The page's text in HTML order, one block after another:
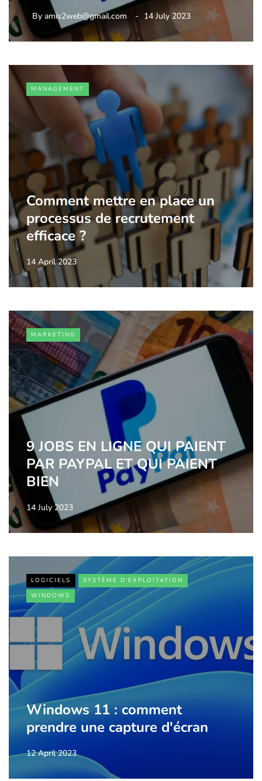
By amis2web@gmail.com 14 July 2023
MANAGEMENT
Comment mettre en place un
processus de recrutement
efficace ?
14 April 2023
MARKETING
9 JOBS EN LIGNE QUI PAIENT
PAR PAYPAL ET QUI PAIENT
BIEN
14 July 2023
LOGICIELS
SYSTÈME D'EXPLOITATION
WINDOWS
Windows 11 : comment
prendre une capture d'écran
12 April 2023